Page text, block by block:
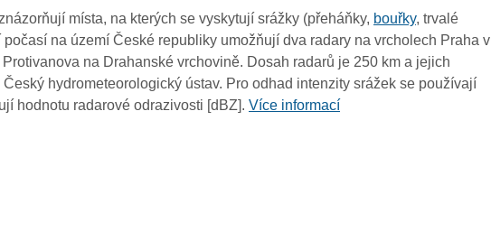
19:10
19:00
18:50
18:40
místa, na kterých se vyskytují srážky (přeháňky, bouřky, trvalé
na území České republiky umožňují dva radary na vrcholech Praha v
na Drahanské vrchovině. Dosah radarů je 250 km a jejich
hydrometeorologický ústav. Pro odhad intenzity srážek se používají
hodnotu radarové odrazivosti [dBZ].Více informací